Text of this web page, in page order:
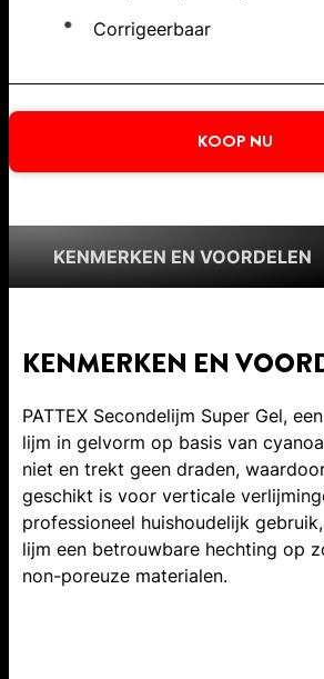
Corrigeerbaar
KOOP NU
KENMERKEN EN VOORDELEN
KENMERKEN EN
PATTEX Secondelijm Super Gel,
lijm in gelvorm op basis van
niet en trekt geen draden,
geschikt is voor verticale
professioneel huishoudelijk
lijm een betrouwbare hechting op
non-poreuze materialen.